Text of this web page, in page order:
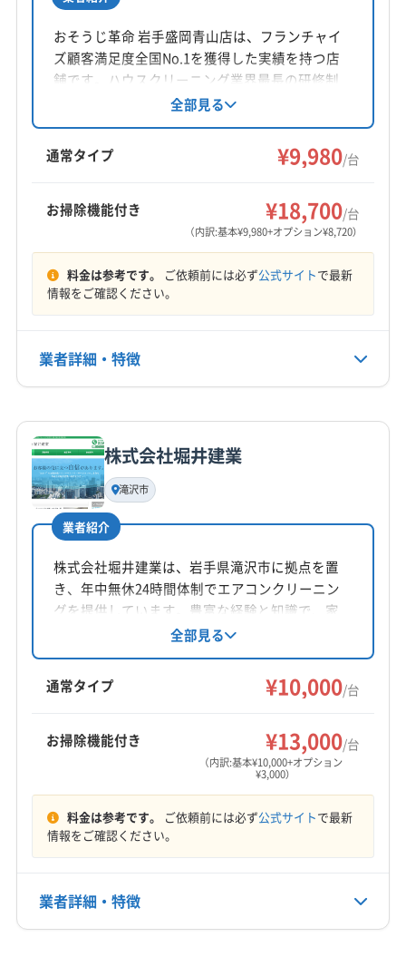
所在地
秋田県鹿角郡小坂町荒谷字上ノ平27-10
対応地域
滝沢市 八幡平市
九戸郡九戸村
二戸郡一戸町
(秋田県) 潟上市
(秋田県) 山本郡三種町
(秋田県) 山本郡藤里町
(秋田県) 鹿角市
(秋田県) 大館市
(秋田県) 南秋田郡井川町
(秋田県) 南秋田郡五城目町
(秋田県) 南秋田郡大潟村
(秋田県) 南秋田郡八郎潟町
(秋田県) 能代市
(秋田県) 北秋田郡上小阿仁村
(青森県) 三戸郡新郷村
(青森県) 北津軽郡鶴田町
(青森県) 北津軽郡板柳町
9:00〜18:00
定休日
電話番号
公式HP
公式サイトを見る
おそうじ革命 岩手盛岡青山店は、フランチャイ
ズ顧客満足度全国No.1を獲得した実績を持つ店
舗です。ハウスクリーニング業界最長の研修制
度で培った技術力とサービス力で、エアコンク
リーニングを中心に盛岡市近郊から岩手県内ま
で対応。エコ洗剤使用や損害賠償保険加入で安
心。年間実績500台以上の経験豊富な塚田智也氏
は、東北1号店として岩手県内を中心に展開。年
間1200台以上のエアコンクリーニング実績があ
り、全メーカー対応可能。哺乳瓶にも使えるエ
コ洗剤を使用し、女性スタッフ同行も可能で
す。損害賠償保険加入で安心。薪ストーブやサ
青森八戸店は、東北地方の幅広いエリアでエア
コンクリーニングを提供。営業時間外や対応地
トなどのオプションも用意。徹底した研修を受
けたスタッフが、家庭用から店舗・施設まで対
応します。女性スタッフ同行も可能です。おそ
うじ隊モリオカは岩手県盛岡市を中心に活動
し、エアコンクリーニングを提供しています。
顧客満足を第一に考え、自社スタッフによる丁
寧な作業と損害保険への加入で安心を届けま
す。営業時間外の相談も可能で、年中無休で対
応しています。ちよかわ設備サービスは、岩手
県下閉伊郡山田町に拠点を置き、エアコンクリ
ーニングを提供しています。防カビコート無
心。丁寧な作業を心がけ、確かな技術と安心価
ロ、有資格者が対応します。ハウスクリーニン
グのサンキューは、盛岡市を中心にエアコンク
リーニングやハウスクリーニングを行う事業者
です。個人宅に特化し、最新の技術と専用洗剤
を使用。土日祝日も対応可能で、防カビ・抗菌
コーティングも提供しています。お客様に満足
県盛岡市を中心に活動し、エアコンクリーニン
グを提供しています。年中無休で対応し、花巻
全部見る
通常タイプ ¥9,980/台
お掃除機能付き ¥18,700/台
（内訳:基本¥9,980+オプション¥8,720）
料金は参考です。 ご依頼前には必ず公式サイトで最新
情報をご確認ください。
業者詳細・特徴
基本情報
代表者名
塚田智也
所在地
岩手県滝沢市
対応地域
花巻市 盛岡市
北上市
岩手郡岩手町 岩手郡雫石町
紫波郡紫波町
紫波郡矢巾町
定休日
年中無休
0120-849-243
株式会社堀井建業
滝沢市
業者紹介
株式会社堀井建業は、岩手県滝沢市に拠点を置
き、年中無休24時間体制でエアコンクリーニン
グを提供しています。豊富な経験と知識で、家
庭用から業務用まで幅広く対応。複数台割引や
クレジットカード決済も可能です。土日祝日も
対応で、地域密着型の丁寧なサービスが魅力で
す。
全部見る
通常タイプ ¥10,000/台
お掃除機能付き ¥13,000/台
（内訳:基本¥10,000+オプション
¥3,000）
料金は参考です。 ご依頼前には必ず公式サイトで最新
情報をご確認ください。
業者詳細・特徴